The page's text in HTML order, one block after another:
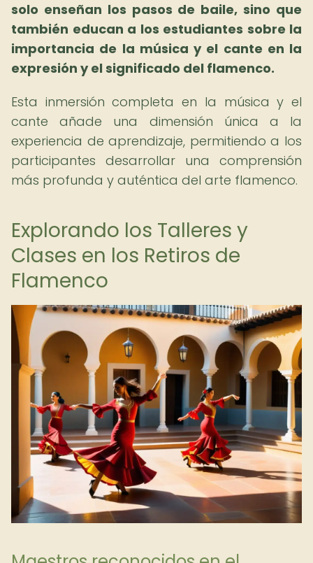
solo enseñan los pasos de baile, sino que
también educan a los estudiantes sobre la
importancia de la música y el cante en la
expresión y el significado del flamenco.
Esta inmersión completa en la música y el
cante añade una dimensión única a la
experiencia de aprendizaje, permitiendo a los
participantes desarrollar una comprensión
más profunda y auténtica del arte flamenco.
Explorando los Talleres y
Clases en los Retiros de
Flamenco